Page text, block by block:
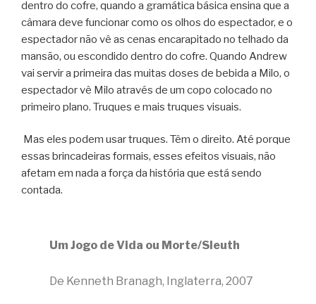
dentro do cofre, quando a gramática básica ensina que a
câmara deve funcionar como os olhos do espectador, e o
espectador não vê as cenas encarapitado no telhado da
mansão, ou escondido dentro do cofre. Quando Andrew
vai servir a primeira das muitas doses de bebida a Milo, o
espectador vê Milo através de um copo colocado no
primeiro plano. Truques e mais truques visuais.
Mas eles podem usar truques. Têm o direito. Até porque
essas brincadeiras formais, esses efeitos visuais, não
afetam em nada a força da história que está sendo
contada.
Um Jogo de Vida ou Morte/Sleuth
De Kenneth Branagh, Inglaterra, 2007